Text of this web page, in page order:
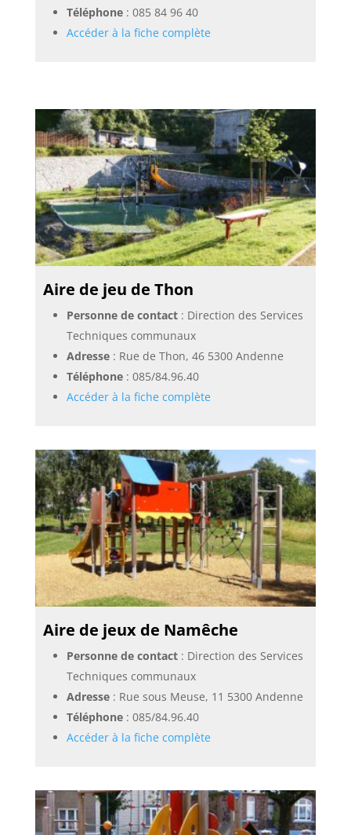
Téléphone: 085 84 96 40
Accéder à la fiche complète
Aire de jeu de Thon
Personne de contact: Direction des Services
Techniques communaux
Adresse: Rue de Thon, 46 5300 Andenne
Téléphone: 085/84.96.40
Accéder à la fiche complète
Aire de jeux de Namêche
Personne de contact: Direction des Services
Techniques communaux
Adresse: Rue sous Meuse, 11 5300 Andenne
Téléphone: 085/84.96.40
Accéder à la fiche complète